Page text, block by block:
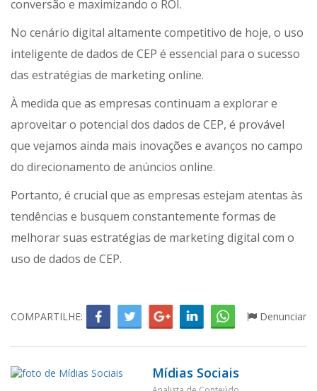
conversão e maximizando o ROI.
No cenário digital altamente competitivo de hoje, o uso
inteligente de dados de CEP é essencial para o sucesso
das estratégias de marketing online.
À medida que as empresas continuam a explorar e
aproveitar o potencial dos dados de CEP, é provável
que vejamos ainda mais inovações e avanços no campo
do direcionamento de anúncios online.
Portanto, é crucial que as empresas estejam atentas às
tendências e busquem constantemente formas de
melhorar suas estratégias de marketing digital com o
uso de dados de CEP.
COMPARTILHE: Denunciar
Mídias Sociais